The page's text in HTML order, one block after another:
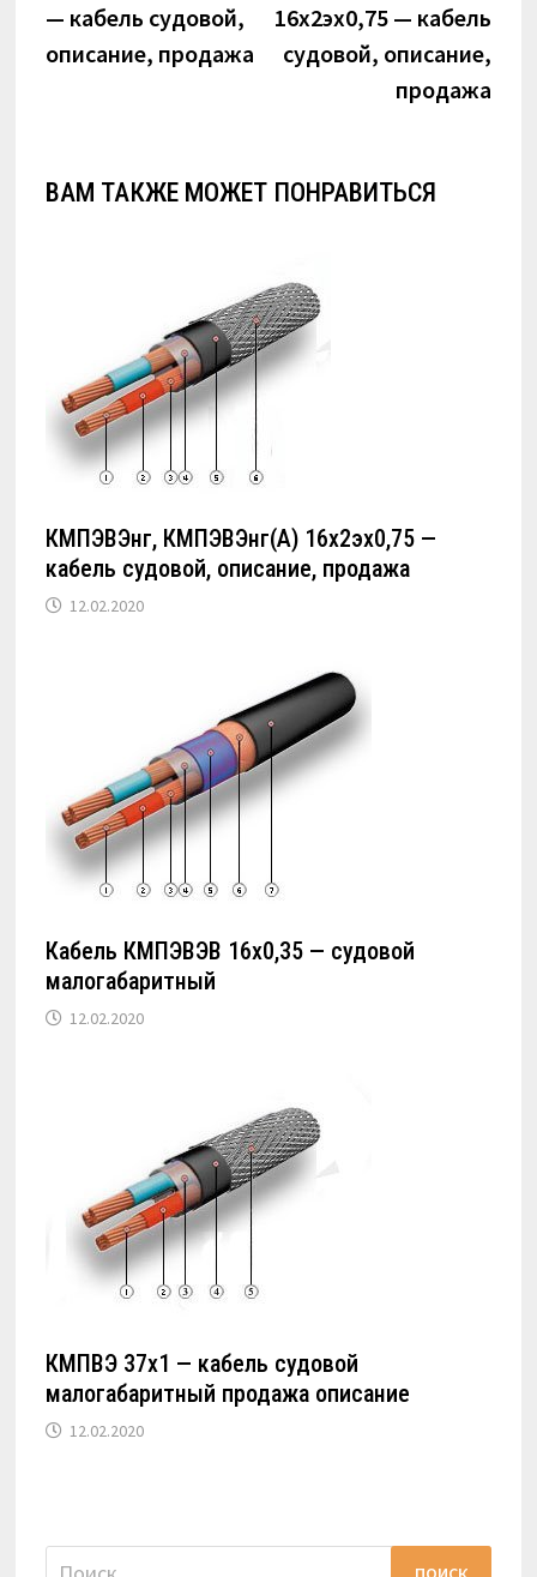
— кабель судовой,
описание, продажа
16х2эх0,75 — кабель
судовой, описание,
продажа
ВАМ ТАКЖЕ МОЖЕТ ПОНРАВИТЬСЯ
КМПЭВЭнг, КМПЭВЭнг(А) 16х2эх0,75 —
кабель судовой, описание, продажа
12.02.2020
Кабель КМПЭВЭВ 16х0,35 — судовой
малогабаритный
12.02.2020
КМПВЭ 37х1 — кабель судовой
малогабаритный продажа описание
12.02.2020
Найти: